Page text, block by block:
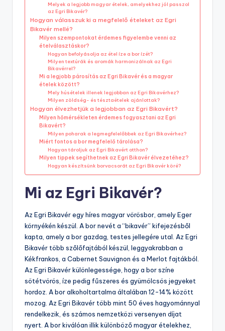
Melyek a legjobb magyar ételek, amelyekhez jól passzol
az Egri Bikavér?
Hogyan válasszuk ki a megfelelő ételeket az Egri
Bikavér mellé?
Milyen szempontokat érdemes figyelembe venni az
ételválasztáskor?
Hogyan befolyásolja az étel íze a bor ízét?
Milyen textúrák és aromák harmonizálnak az Egri
Bikavérrel?
Mi a legjobb párosítás az Egri Bikavér és a magyar
ételek között?
Mely húsételek illenek legjobban az Egri Bikavérhez?
Milyen zöldség- és tésztaételek ajánlottak?
Hogyan élvezhetjük a legjobban az Egri Bikavért?
Milyen hőmérsékleten érdemes fogyasztani az Egri
Bikavért?
Milyen poharak a legmegfelelőbbek az Egri Bikavérhez?
Miért fontos a bor megfelelő tárolása?
Hogyan tároljuk az Egri Bikavért otthon?
Milyen tippek segíthetnek az Egri Bikavér élvezetéhez?
Hogyan készítsünk borvacsorát az Egri Bikavér köré?
Mi az Egri Bikavér?
Az Egri Bikavér egy híres magyar vörösbor, amely Eger
környékén készül. A bor nevét a “bikavér” kifejezésből
kapta, amely a bor gazdag, testes jellegére utal. Az Egri
Bikavér több szőlőfajtából készül, leggyakrabban a
Kékfrankos, a Cabernet Sauvignon és a Merlot fajtákból.
Az Egri Bikavér különlegessége, hogy a bor színe
sötétvörös, íze pedig fűszeres és gyümölcsös jegyeket
hordoz. A bor alkoholtartalma általában 12-14% között
mozog. Az Egri Bikavér több mint 50 éves hagyománnyal
rendelkezik, és számos nemzetközi versenyen díjat
nyert. A bor kiválóan illik különböző magyar ételekhez,